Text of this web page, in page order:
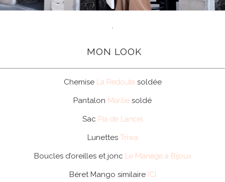
MON LOOK
Chemise La Redoutesoldée
Pantalon Marilie soldé
Sac Pia de Lancel
Lunettes Triwa
Boucles d’oreilles et jonc Le Manège à Bijoux
Béret Mango similaire ICI